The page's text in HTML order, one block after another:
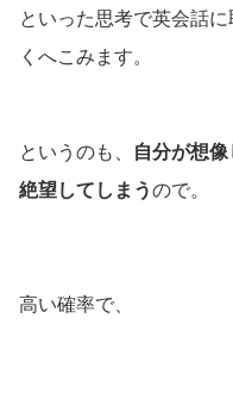
といった思考で英会話
くへこみます。
というのも、
自分が想
絶望してしまうので。
高い確率で、